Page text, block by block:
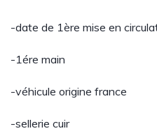
-date de 1ère mise en
-1ére main
-véhicule origine france
-sellerie cuir